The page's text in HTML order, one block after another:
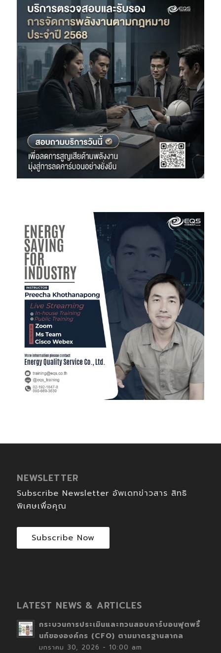
NEWSLETTER
Subscribe Newsletter อัพเดทข่าวสาร สิทธิ
พิเศษเพื่อคุณ
Subscribe Now
LATEST NEWS & ARTICLES
กระบวนการประเมินและทวนสอบคาร์บอนฟุตพริ้
นท์ขององค์กร (CFO) ตามมาตรฐานสากล
มกราคม 30, 2026 - 10:00 am